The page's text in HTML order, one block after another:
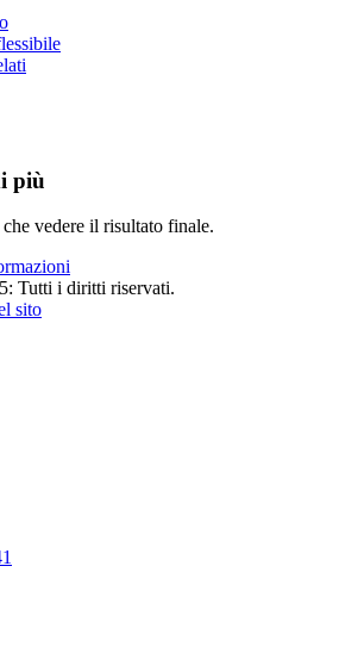
più
vedere il risultato finale.
Tutti i diritti riservati.
sito